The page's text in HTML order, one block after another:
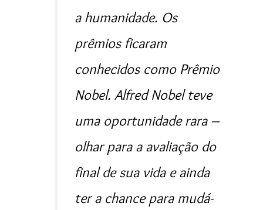
a humanidade. Os
prêmios ficaram
conhecidos como Prêmio
Nobel. Alfred Nobel teve
uma oportunidade rara –
olhar para a avaliação do
final de sua vida e ainda
ter a chance para mudá-